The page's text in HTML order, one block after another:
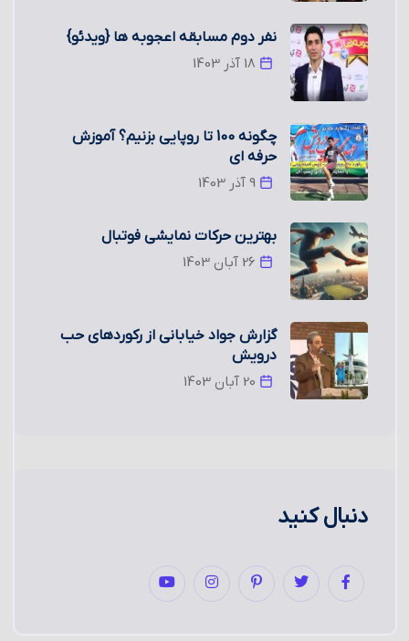
نفر دوم مسابقه اعجوبه ها {ویدئو}
چگونه 100 تا روپایی بزنیم؟ آموزش
حرفه ای
9 آذر 1403
بهترین حرکات نمایشی فوتبال
گزارش جواد خیابانی از رکوردهای حب
درویش
دنبال کنید